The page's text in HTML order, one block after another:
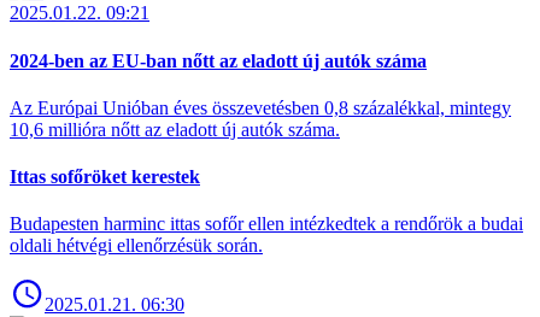
2025.01.22. 09:21
2024-ben az EU-ban nőtt az eladott új autók száma
Az Európai Unióban éves összevetésben 0,8 százalékkal, mintegy
10,6 millióra nőtt az eladott új autók száma.
Ittas sofőröket kerestek
Budapesten harminc ittas sofőr ellen intézkedtek a rendőrök a budai
oldali hétvégi ellenőrzésük során.
2025.01.21. 06:30